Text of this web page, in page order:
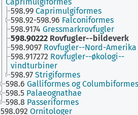
598.99 Caprimulgiformes
598.92-598.96 Falconiformes
598.9174 Gressmarkrovfugler
598.90222 Rovfugler--bildeverk
598.9097 Rovfugler--Nord-Amerika
598.917272 Rovfugler--økologi--
vindturbiner
598.97 Strigiformes
598.6 Galliformes og Columbiformes
598.5 Palaeognathae
598.8 Passeriformes
598.092 Ornitologer